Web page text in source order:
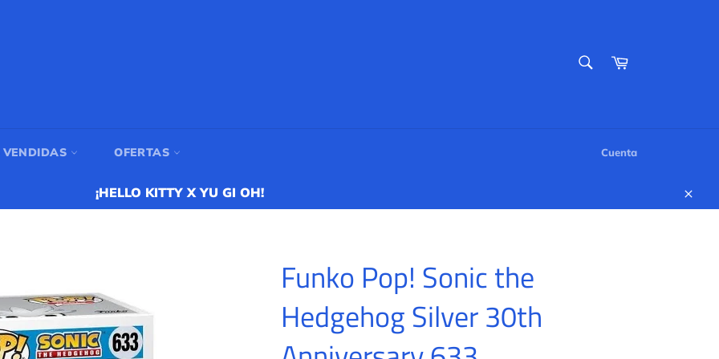
Carrito
VENDIDAS OFERTAS Cuenta
¡HELLO KITTY X YU GI OH!
Funko Pop! Sonic the
Hedgehog Silver 30th